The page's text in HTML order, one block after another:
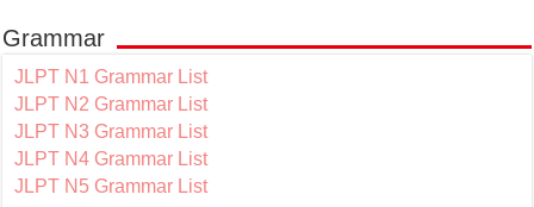
Grammar
JLPT N1 Grammar List
JLPT N2 Grammar List
JLPT N3 Grammar List
JLPT N4 Grammar List
JLPT N5 Grammar List